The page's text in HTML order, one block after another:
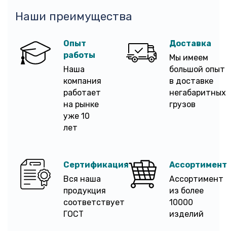
Наши преимущества
Опыт
работы
Наша
компания
работает
на рынке
уже 10
лет
Доставка
Мы имеем
большой опыт
в доставке
негабаритных
грузов
Сертификация
Вся наша
продукция
соответствует
ГОСТ
Ассортимент
Ассортимент
из более
10000
изделий